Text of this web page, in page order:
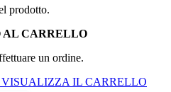
prodotto.
AL CARRELLO
un ordine.
VISUALIZZA IL CARRELLO